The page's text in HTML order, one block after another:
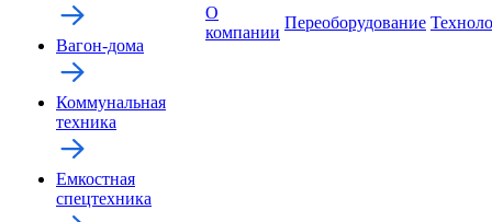
Вагон-дома
Коммунальная
техника
Емкостная
спецтехника
О
компании
Переоборудование